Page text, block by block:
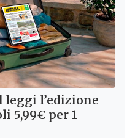
leggi l’edizione
5,99€ per 1